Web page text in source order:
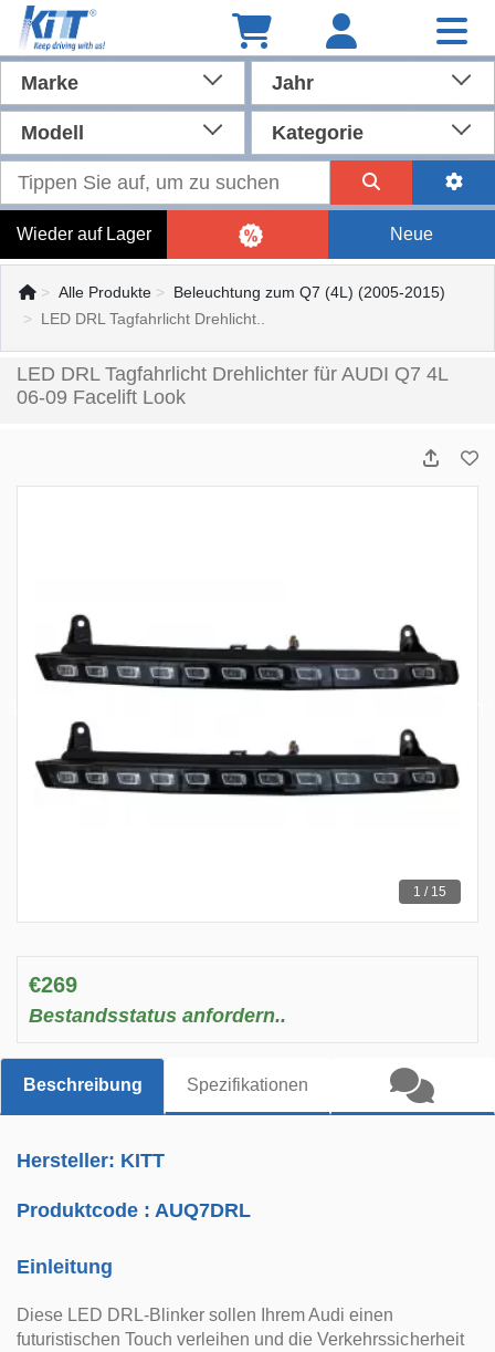
Marke Jahr
Modell Kategorie
Wieder auf Lager Neue
Alle Produkte
Beleuchtung zum Q7 (4L) (2005-2015)
LED DRL Tagfahrlicht Drehlicht..
LED DRL Tagfahrlicht Drehlichter für AUDI Q7 4L
06-09 Facelift Look
1 / 15
€269
Bestandsstatus anfordern..
Beschreibung Spezifikationen
Hersteller: KITT
Produktcode :AUQ7DRL
Einleitung
Diese LED DRL-Blinker sollen Ihrem Audi einen
futuristischen Touch verleihen und die Verkehrssicherheit